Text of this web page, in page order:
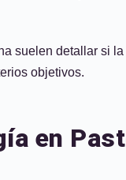
suelen detallar si
objetivos.
en